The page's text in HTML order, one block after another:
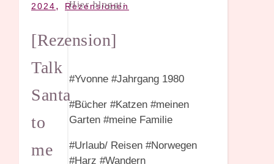
2024, Rezensionen
[Rezension]
Talk
Santa
to
me
Hier bloggt:
#Yvonne #Jahrgang 1980
#Bücher #Katzen #meinen
Garten #meine Familie
#Urlaub/ Reisen #Norwegen
#Harz #Wandern